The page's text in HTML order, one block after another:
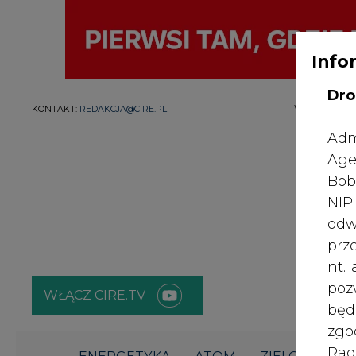
KONTAKT: REDAKCJA@CIRE.PL WYDAWCA
WŁĄCZ CIRE.TV
nt.